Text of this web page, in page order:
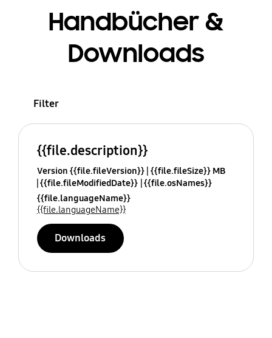
Handbücher &
Downloads
Filter
{{file.description}}
Version {{file.fileVersion}} {{file.fileSize}} MB
{{file.fileModifiedDate}} {{file.osNames}}
{{file.languageName}}
{{file.languageName}}
Downloads